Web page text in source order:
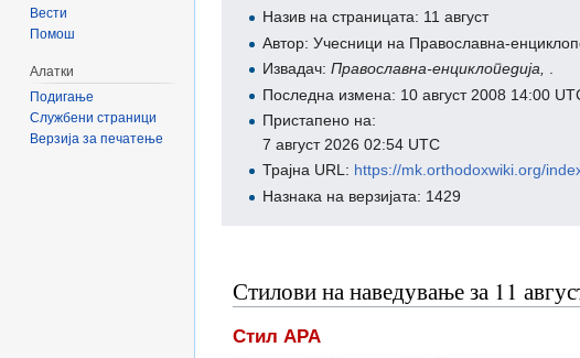
Назив на страницата: 11 август
Автор: Учесници на Православна-
Извадач:Православна-енциклопедија, .
Последна измена: 10 август 2008 14:00
Пристапено на:
7 август 2026 02:54 UTC
Трајна URL: https://mk.orthodoxwiki.org/
Назнака на верзијата: 1429
Стилови на наведување за 11
Стил APA
Вести
Помош
Алатки
Подигање
Службени страници
Верзија за печатење